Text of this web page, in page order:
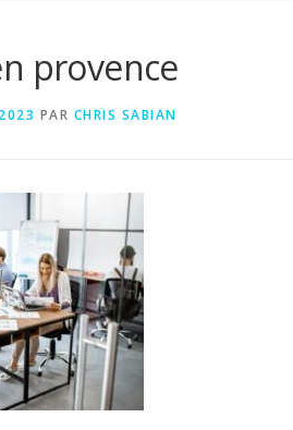
provence
PAR CHRIS SABIAN